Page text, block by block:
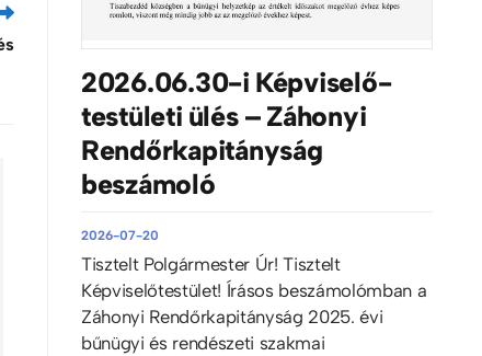
2026.06.30-i Képviselő-
testületi ülés – Záhonyi
Rendőrkapitányság
beszámoló
2026-07-20
Tisztelt Polgármester Úr! Tisztelt
Képviselőtestület! Írásos beszámolómban a
Záhonyi Rendőrkapitányság 2025. évi
bűnügyi és rendészeti szakmai